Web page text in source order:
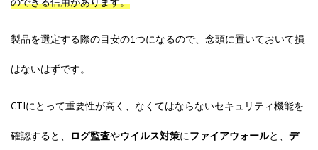
製品を選定する際の目安の1つになるので、念頭に置いておいて損
はないはずです。
CTIにとって重要性が高く、なくてはならないセキュリティ機能を
確認すると、 ログ監査やウイルス対策にファイアウォールと、 デ